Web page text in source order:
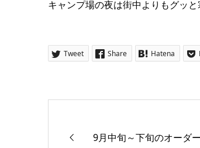
キャンプ場の夜は街中よりもグッ
Tweet Share Hatena
9月中旬～下旬のオーダ